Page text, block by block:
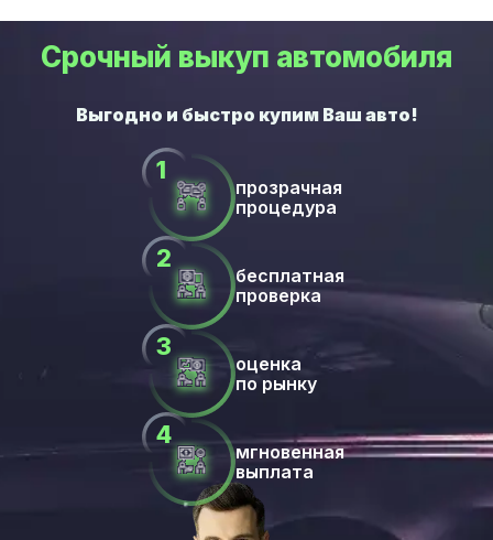
Срочный выкуп автомобиля
прозрачная
процедура
бесплатная
проверка
оценка
по рынку
мгновенная
выплата